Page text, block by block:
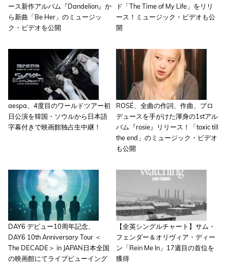
ース新作アルバム『Dandelion』か
ら新曲「Be Her」のミュージッ
ク・ビデオを公開
ド「The Time of My Life」をリリ
ース！ミュージック・ビデオも公
開
aespa、4度目のワールドツアー初
日公演を韓国・ソウルから日本語
字幕付きで映画館独占生中継！
ROSÉ、全曲の作詞、作曲、プロ
デュースを手がけた渾身の1stアル
バム『rosie』リリース！「toxic till
the end」のミュージック・ビデオ
も公開
DAY6 デビュー10周年記念、
DAY6 10th Anniversary Tour ＜
The DECADE＞ in JAPAN日本全国
の映画館にてライブビューイング
【全英シングルチャート】サム・
フェンダー＆オリヴィア・ディー
ン「Rein Me In」17週目の首位を
獲得